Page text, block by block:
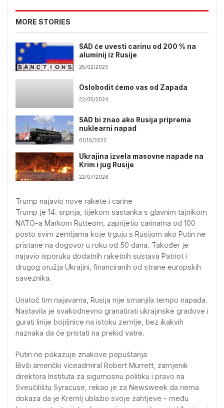
MORE STORIES
SAD će uvesti carinu od 200 % na
aluminij iz Rusije
25/02/2023
Oslobodit ćemo vas od Zapada
22/05/2024
SAD bi znao ako Rusija priprema
nuklearni napad
01/10/2022
Ukrajina izvela masovne napade na
Krim i jug Rusije
22/07/2026
Trump najavio nove rakete i carine
Trump je 14. srpnja, tijekom sastanka s glavnim tajnikom
NATO-a Markom Rutteom, zaprijetio carinama od 100
posto svim zemljama koje trguju s Rusijom ako Putin ne
pristane na dogovor u roku od 50 dana. Također je
najavio isporuku dodatnih raketnih sustava Patriot i
drugog oružja Ukrajini, financiranih od strane europskih
saveznika.
Unatoč tim najavama, Rusija nije smanjila tempo napada.
Nastavila je svakodnevno granatirati ukrajinske gradove i
gurati linije bojišnice na istoku zemlje, bez ikakvih
naznaka da će pristati na prekid vatre.
Putin ne pokazuje znakove popuštanja
Bivši američki viceadmiral Robert Murrett, zamjenik
direktora Instituta za sigurnosnu politiku i pravo na
Sveučilištu Syracuse, rekao je za Newsweek da nema
dokaza da je Kremlj ublažio svoje zahtjeve – među